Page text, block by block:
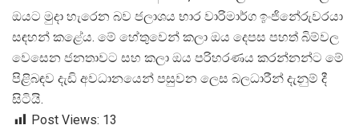
ඔයට මුදා හැරෙන බව ජලාශය භාර වාරිමාර්ග ඉංජිනේරුවරයා
සඳහන් කළේය. මේ හේතුවෙන් කලා ඔය දෙපස පහත් බිම්වල
වෙසෙන ජනතාවට සහ කලා ඔය පරිහරණය කරන්නන්ට මේ
පිළිබඳව දැඩි අවධානයෙන් පසුවන ලෙස බලධාරීන් දැනුම් දී
සිටියි.
Post Views: 13